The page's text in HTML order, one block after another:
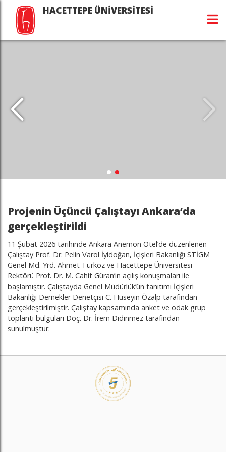
HACETTEPE ÜNİVERSİTESİ
Projenin Üçüncü Çalıştayı Ankara’da
gerçekleştirildi
11 Şubat 2026 tarihinde Ankara Anemon Otel’de düzenlenen
Çalıştay Prof. Dr. Pelin Varol İyidoğan, İçişleri Bakanlığı STİGM
Genel Md. Yrd. Ahmet Türköz ve Hacettepe Üniversitesi
Rektörü Prof. Dr. M. Cahit Güran’ın açılış konuşmaları ile
başlamıştır. Çalıştayda Genel Müdürlük’ün tanıtımı İçişleri
Bakanlığı Dernekler Denetçisi C. Hüseyin Özalp tarafından
gerçekleştirilmiştir. Çalıştay kapsamında anket ve odak grup
toplantı bulguları Doç. Dr. İrem Didinmez tarafından
sunulmuştur.